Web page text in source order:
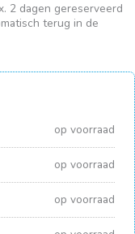
2 dagen gereserveerd
terug in de
op voorraad
op voorraad
op voorraad